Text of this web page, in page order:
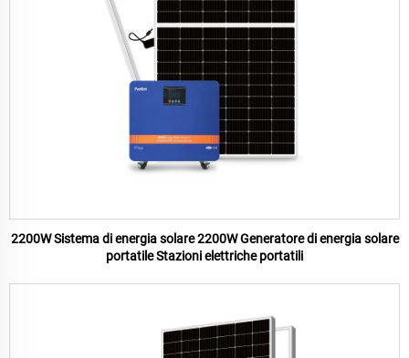
2200W Sistema di energia solare 2200W Generatore di energia solare
portatile Stazioni elettriche portatili